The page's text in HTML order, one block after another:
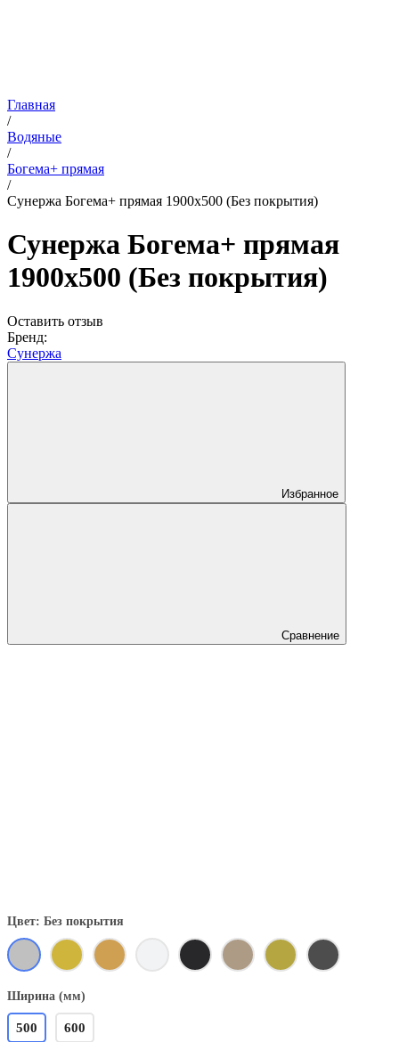
Главная
/
Водяные
/
Богема+ прямая
/
Сунержа Богема+ прямая 1900х500 (Без покрытия)
Сунержа Богема+ прямая
1900х500 (Без покрытия)
Оставить отзыв
Бренд:
Сунержа
Избранное
Сравнение
Цвет: Без покрытия
Ширина (мм)
500 600